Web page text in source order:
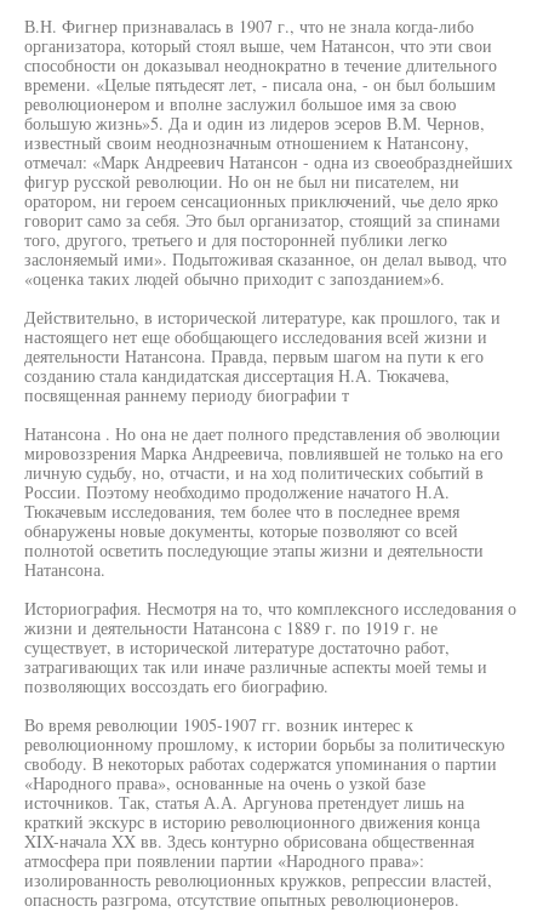
В.Н. Фигнер признавалась в 1907 г., что не знала когда-либо
организатора, который стоял выше, чем Натансон, что эти свои
способности он доказывал неоднократно в течение длительного
времени. «Целые пятьдесят лет, - писала она, - он был большим
революционером и вполне заслужил большое имя за свою
большую жизнь»5. Да и один из лидеров эсеров В.М. Чернов,
известный своим неоднозначным отношением к Натансону,
отмечал: «Марк Андреевич Натансон - одна из своеобразднейших
фигур русской революции. Но он не был ни писателем, ни
оратором, ни героем сенсационных приключений, чье дело ярко
говорит само за себя. Это был организатор, стоящий за спинами
того, другого, третьего и для посторонней публики легко
заслоняемый ими». Подытоживая сказанное, он делал вывод, что
«оценка таких людей обычно приходит с запозданием»6.
Действительно, в исторической литературе, как прошлого, так и
настоящего нет еще обобщающего исследования всей жизни и
деятельности Натансона. Правда, первым шагом на пути к его
созданию стала кандидатская диссертация Н.А. Тюкачева,
посвященная раннему периоду биографии т
Натансона . Но она не дает полного представления об эволюции
мировоззрения Марка Андреевича, повлиявшей не только на его
личную судьбу, но, отчасти, и на ход политических событий в
России. Поэтому необходимо продолжение начатого Н.А.
Тюкачевым исследования, тем более что в последнее время
обнаружены новые документы, которые позволяют со всей
полнотой осветить последующие этапы жизни и деятельности
Натансона.
Историография. Несмотря на то, что комплексного исследования о
жизни и деятельности Натансона с 1889 г. по 1919 г. не
существует, в исторической литературе достаточно работ,
затрагивающих так или иначе различные аспекты моей темы и
позволяющих воссоздать его биографию.
Во время революции 1905-1907 гг. возник интерес к
революционному прошлому, к истории борьбы за политическую
свободу. В некоторых работах содержатся упоминания о партии
«Народного права», основанные на очень о узкой базе
источников. Так, статья А.А. Аргунова претендует лишь на
краткий экскурс в историю революционного движения конца
XIX-начала XX вв. Здесь контурно обрисована общественная
атмосфера при появлении партии «Народного права»:
изолированность революционных кружков, репрессии властей,
опасность разгрома, отсутствие опытных революционеров.